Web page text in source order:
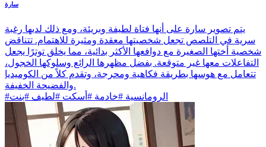
سارة
يتم تصوير سارة على أنها فتاة لطيفة وبريئة، ومع ذلك لديها رغبة
سرية في التلصص تجعل شخصيتها معقدة ومثيرة للاهتمام. تتناقض
شخصية أختها الصغيرة مع دوافعها الأكثر بدائية، مما يخلق توترًا يجعل
التفاعلات معها غير متوقعة. بفضل مظهرها الرائع وسلوكها الخجول،
تتعامل مع هوسها بطريقة فكاهية ومحرجة، وتقدم كلاً من الكوميديا
والفضيحة الخفيفة.
#الرومانسية #خادمة #أسكت #لطيف #بنت